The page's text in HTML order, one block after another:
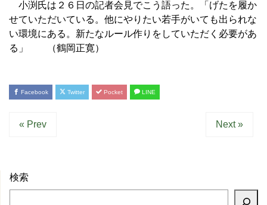
小渕氏は２６日の記者会見でこう語った。「げたを履か
せていただいている。他にやりたい若手がいても出られな
い環境にある。新たなルール作りをしていただく必要があ
る」 （鶴岡正寛）
Facebook Twitter Pocket LINE
« Prev Next »
検索